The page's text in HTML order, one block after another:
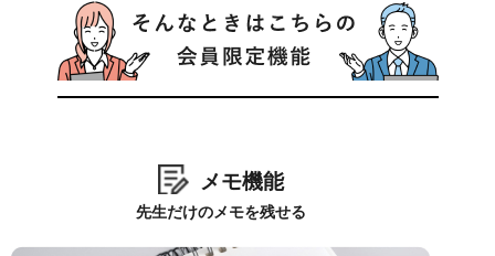
メモ機能
先生だけのメモを残せる